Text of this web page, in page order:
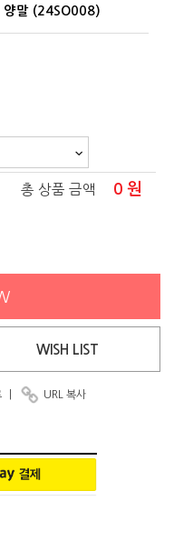
양말 (24SO008)
총 상품 금액 0 원
WISH LIST
URL 복사